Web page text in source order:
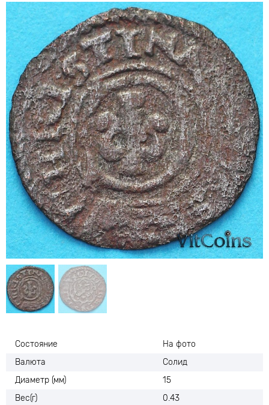
Состояние
На фото
Валюта
Солид
Диаметр (мм)
15
Вес(г)
0.43